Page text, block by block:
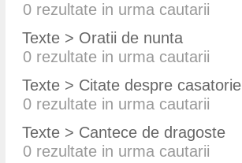
0 rezultate in urma cautarii
Texte > Oratii de nunta
0 rezultate in urma cautarii
Texte > Citate despre casatorie
0 rezultate in urma cautarii
Texte > Cantece de dragoste
0 rezultate in urma cautarii